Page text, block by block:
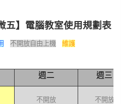
五】電腦教室使用規劃表
不開放自由上機 維護
週二 週三
不開放 不開放